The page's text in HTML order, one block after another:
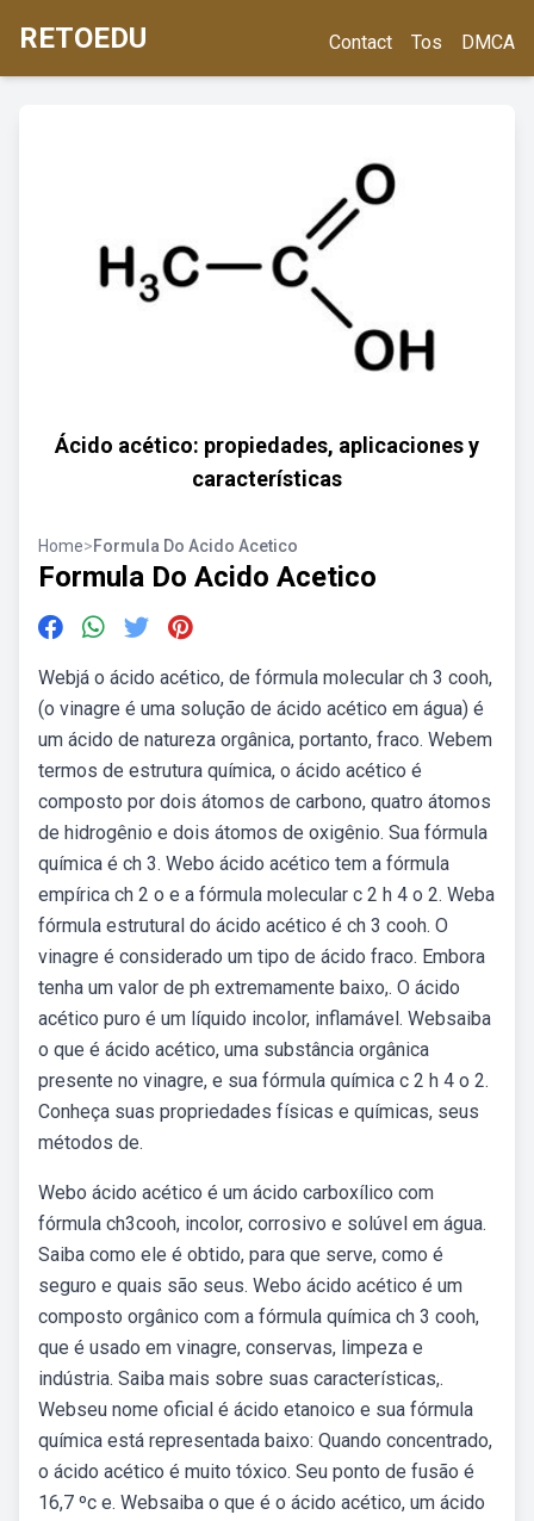
RETOEDU Contact Tos DMCA
Ácido acético: propiedades, aplicaciones y
características
Home>Formula Do Acido Acetico
Formula Do Acido Acetico
Webjá o ácido acético, de fórmula molecular ch 3 cooh,
(o vinagre é uma solução de ácido acético em água) é
um ácido de natureza orgânica, portanto, fraco. Webem
termos de estrutura química, o ácido acético é
composto por dois átomos de carbono, quatro átomos
de hidrogênio e dois átomos de oxigênio. Sua fórmula
química é ch 3. Webo ácido acético tem a fórmula
empírica ch 2 o e a fórmula molecular c 2 h 4 o 2. Weba
fórmula estrutural do ácido acético é ch 3 cooh. O
vinagre é considerado um tipo de ácido fraco. Embora
tenha um valor de ph extremamente baixo,. O ácido
acético puro é um líquido incolor, inflamável. Websaiba
o que é ácido acético, uma substância orgânica
presente no vinagre, e sua fórmula química c 2 h 4 o 2.
Conheça suas propriedades físicas e químicas, seus
métodos de.
Webo ácido acético é um ácido carboxílico com
fórmula ch3cooh, incolor, corrosivo e solúvel em água.
Saiba como ele é obtido, para que serve, como é
seguro e quais são seus. Webo ácido acético é um
composto orgânico com a fórmula química ch 3 cooh,
que é usado em vinagre, conservas, limpeza e
indústria. Saiba mais sobre suas características,.
Webseu nome oficial é ácido etanoico e sua fórmula
química está representada baixo: Quando concentrado,
o ácido acético é muito tóxico. Seu ponto de fusão é
16,7 ºc e. Websaiba o que é o ácido acético, um ácido